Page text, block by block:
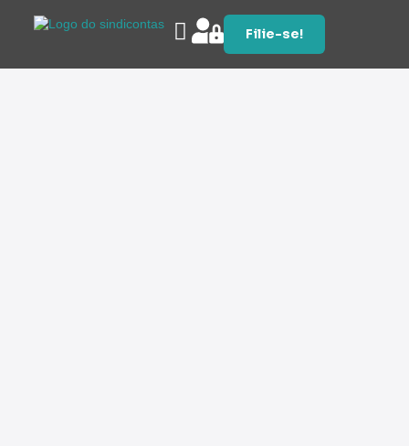
Filie-se!